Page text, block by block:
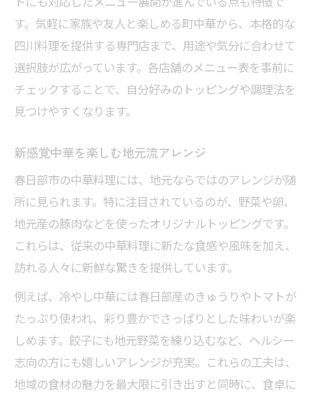
春日部市流アレンジ中華の楽しみ方
野菜たっぷり中華の魅力を発見
季節ごとに楽しむ中華トッピング
自分好みに仕上げる中華トッピングのコツ
人気トッピング組み合わせ例一覧
トッピング選びのコツと工夫
春日部市で話題の中華トッピング術
味のバリエーションを広げる方法
す。気軽に家族や友人と楽しめる町中華から、本格的な
四川料理を提供する専門店まで、用途や気分に合わせて
選択肢が広がっています。各店舗のメニュー表を事前に
チェックすることで、自分好みのトッピングや調理法を
見つけやすくなります。
新感覚中華を楽しむ地元流アレンジ
春日部市の中華料理には、地元ならではのアレンジが随
所に見られます。特に注目されているのが、野菜や卵、
地元産の豚肉などを使ったオリジナルトッピングです。
これらは、従来の中華料理に新たな食感や風味を加え、
訪れる人々に新鮮な驚きを提供しています。
例えば、冷やし中華には春日部産のきゅうりやトマトが
たっぷり使われ、彩り豊かでさっぱりとした味わいが楽
しめます。餃子にも地元野菜を練り込むなど、ヘルシー
志向の方にも嬉しいアレンジが充実。これらの工夫は、
地域の食材の魅力を最大限に引き出すと同時に、食卓に